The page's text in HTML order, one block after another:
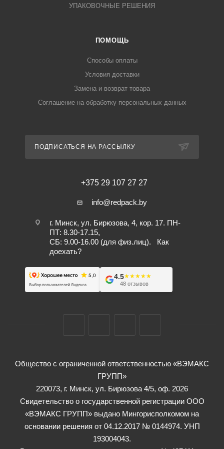
УПАКОВОЧНЫЕ РЕШЕНИЯ
ПОМОЩЬ
Способы оплаты
Условия доставки
Замена и возврат товара
Соглашение на обработку персональных данных
ПОДПИСАТЬСЯ НА РАССЫЛКУ
+375 29 107 27 27
info@redpack.by
г. Минск, ул. Бирюзова, 4, кор. 17. ПН-
ПТ: 8.30-17.15,
СБ: 9.00-16.00 (для физ.лиц). Как
доехать?
4.5★★★★★
★★★★★
48 отзывов
Общество с ограниченной ответственностью «ВЭМАКС
ГРУПП»
220073, г. Минск, ул. Бирюзова 4/5, оф. 2026
Свидетельство о государственной регистрации ООО
«ВЭМАКС ГРУПП» выдано Мингорисполкомом на
основании решения от 04.12.2017 № 0144974. УНП
193004043.